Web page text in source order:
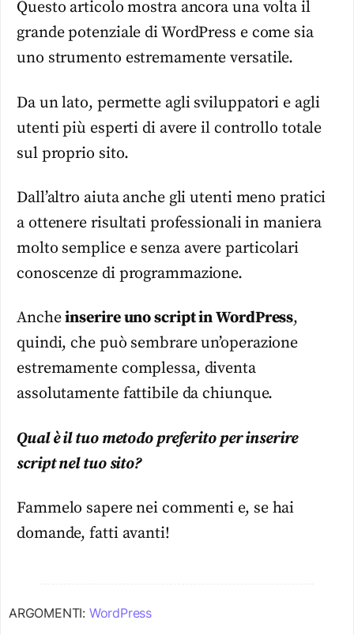
Questo articolo mostra ancora una volta il
grande potenziale di WordPress e come sia
uno strumento estremamente versatile.
Da un lato, permette agli sviluppatori e agli
utenti più esperti di avere il controllo totale
sul proprio sito.
Dall’altro aiuta anche gli utenti meno pratici
a ottenere risultati professionali in maniera
molto semplice e senza avere particolari
conoscenze di programmazione.
Ancheinserire uno script in WordPress,
quindi, che può sembrare un’operazione
estremamente complessa, diventa
assolutamente fattibile da chiunque.
Qual è il tuo metodo preferito per inserire
script nel tuo sito?
Fammelo sapere nei commenti e, se hai
domande, fatti avanti!
ARGOMENTI: WordPress